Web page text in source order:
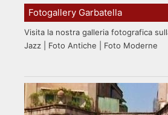
Fotogallery Garbatella
Visita la nostra galleria fotografica
Jazz | Foto Antiche | Foto Moderne